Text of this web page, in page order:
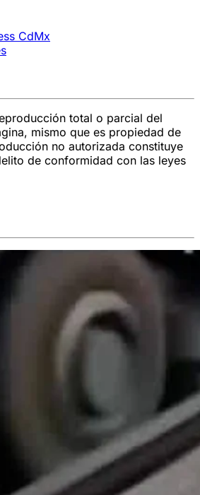
CdMx
total o parcial del
mismo que es propiedad de
no autorizada constituye
de conformidad con las leyes